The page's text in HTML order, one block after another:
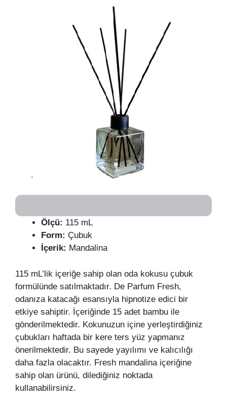
Ölçü: 115 mL
Form: Çubuk
İçerik: Mandalina
115 mL’lik içeriğe sahip olan oda kokusu çubuk
formülünde satılmaktadır. De Parfum Fresh,
odanıza katacağı esansıyla hipnotize edici bir
etkiye sahiptir. İçeriğinde 15 adet bambu ile
gönderilmektedir. Kokunuzun içine yerleştirdiğiniz
çubukları haftada bir kere ters yüz yapmanız
önerilmektedir. Bu sayede yayılımı ve kalıcılığı
daha fazla olacaktır. Fresh mandalina içeriğine
sahip olan ürünü, dilediğiniz noktada
kullanabilirsiniz.